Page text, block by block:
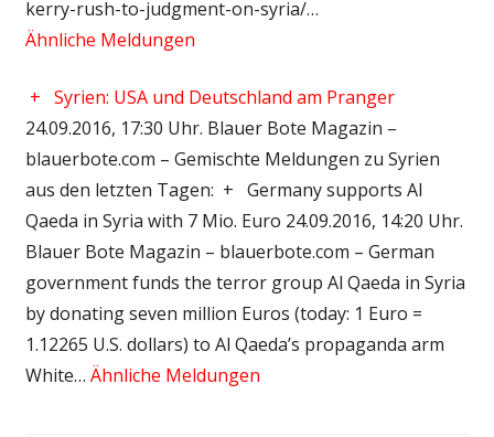
kerry-rush-to-judgment-on-syria/…
Ähnliche Meldungen
+ Syrien: USA und Deutschland am Pranger
24.09.2016, 17:30 Uhr. Blauer Bote Magazin –
blauerbote.com – Gemischte Meldungen zu Syrien
aus den letzten Tagen: + Germany supports Al
Qaeda in Syria with 7 Mio. Euro 24.09.2016, 14:20 Uhr.
Blauer Bote Magazin – blauerbote.com – German
government funds the terror group Al Qaeda in Syria
by donating seven million Euros (today: 1 Euro =
1.12265 U.S. dollars) to Al Qaeda’s propaganda arm
White… Ähnliche Meldungen